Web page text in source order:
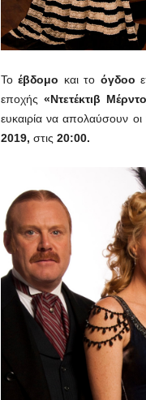
Τοέβδομο και το όγδοο
εποχής «Ντετέκτιβ
ευκαιρία να απολαύσουν οι
2019, στις 20:00.